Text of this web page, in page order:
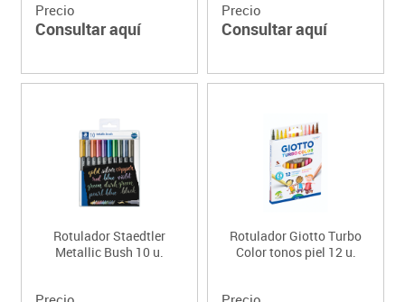
Precio
Consultar aquí
Precio
Consultar aquí
Rotulador Staedtler
Metallic Bush 10 u.
Rotulador Giotto Turbo
Color tonos piel 12 u.